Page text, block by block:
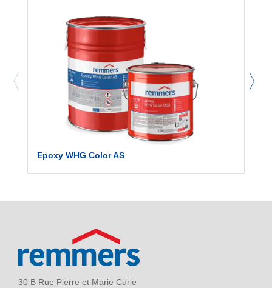
Epoxy WHG Color AS
30 B Rue Pierre et Marie Curie